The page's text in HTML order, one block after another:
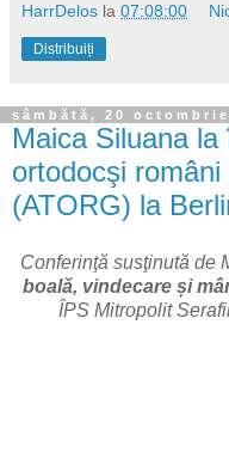
HarrDelos la 07:08:00
Distribuiți
sâmbătă, 20 octombrie
Maica Siluana
ortodocşi
(ATORG) la
Conferinţă susţinută de
boală, vindecare și
ÎPS Mitropolit